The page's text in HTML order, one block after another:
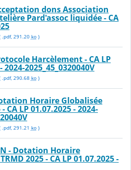
dons Association
Pard'assoc liquidée - CA
.pdf, 291.20 ko)
Harcèlement - CA LP
2024-2025_45_0320040V
.pdf, 290.68 ko)
Horaire Globalisée
CA LP 01.07.2025 - 2024-
.pdf, 291.21 ko)
- Dotation Horaire
2025 - CA LP 01.07.2025 -